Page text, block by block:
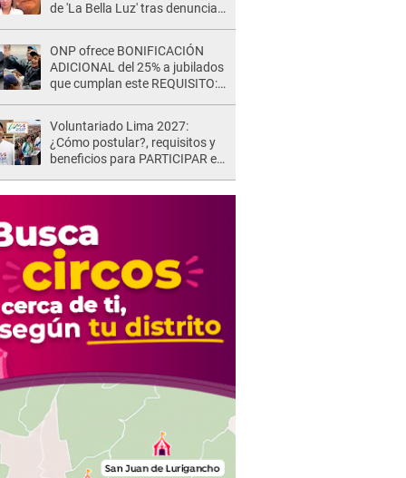
de 'La Bella Luz' tras denuncia
ONP ofrece BONIFICACIÓN
ADICIONAL del 25% a jubilados
que cumplan este REQUISITO:
Voluntariado Lima 2027:
¿Cómo postular?, requisitos y
beneficios para PARTICIPAR en